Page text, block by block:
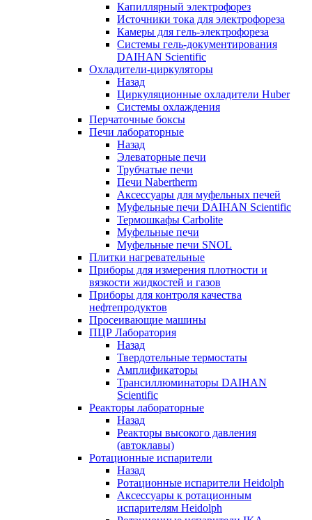
Капиллярный электрофорез
Источники тока для электрофореза
Камеры для гель-электрофореза
Системы гель-документирования
DAIHAN Scientific
Охладители-циркуляторы
Назад
Циркуляционные охладители Huber
Системы охлаждения
Перчаточные боксы
Печи лабораторные
Назад
Элеваторные печи
Трубчатые печи
Печи Nabertherm
Аксессуары для муфельных печей
Муфельные печи DAIHAN Scientific
Термошкафы Carbolite
Муфельные печи
Муфельные печи SNOL
Плитки нагревательные
Приборы для измерения плотности и
вязкости жидкостей и газов
Приборы для контроля качества
нефтепродуктов
Просеивающие машины
ПЦР Лаборатория
Назад
Твердотельные термостаты
Амплификаторы
Трансиллюминаторы DAIHAN
Scientific
Реакторы лабораторные
Назад
Реакторы высокого давления
(автоклавы)
Ротационные испарители
Назад
Ротационные испарители Heidolph
Аксессуары к ротационным
испарителям Heidolph